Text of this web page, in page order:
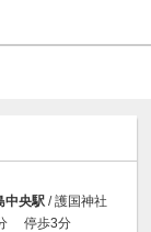
中央駅 / 護国神社
停歩3分